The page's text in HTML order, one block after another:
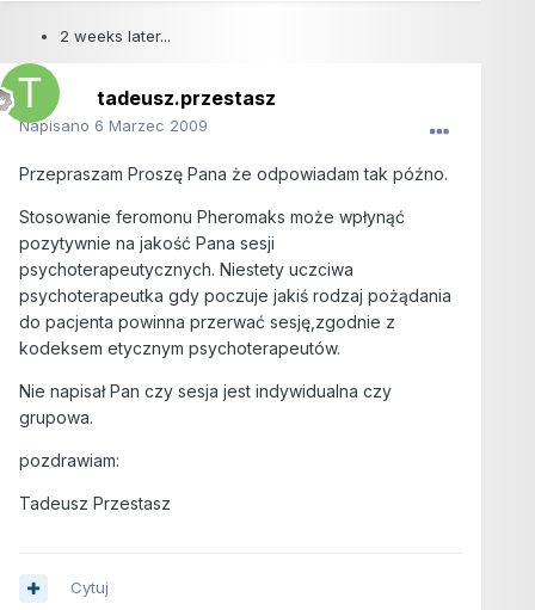
2 weeks later...
tadeusz.przestasz
Napisano 6 Marzec 2009
Przepraszam Proszę Pana że odpowiadam tak późno.
Stosowanie feromonu Pheromaks może wpłynąć
pozytywnie na jakość Pana sesji
psychoterapeutycznych. Niestety uczciwa
psychoterapeutka gdy poczuje jakiś rodzaj pożądania
do pacjenta powinna przerwać sesję,zgodnie z
kodeksem etycznym psychoterapeutów.
Nie napisał Pan czy sesja jest indywidualna czy
grupowa.
pozdrawiam:
Tadeusz Przestasz
Cytuj